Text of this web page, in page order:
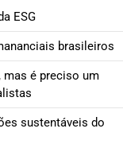
ESG
brasileiros
mas é preciso um
sustentáveis do